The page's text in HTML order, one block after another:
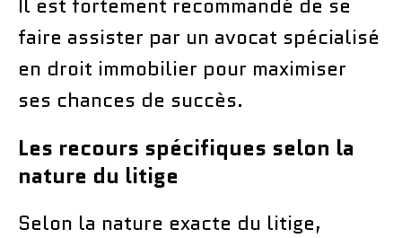
faire assister par un avocat spécialisé
en droit immobilier pour maximiser
ses chances de succès.
Les recours spécifiques selon la
nature du litige
Selon la nature exacte du litige,